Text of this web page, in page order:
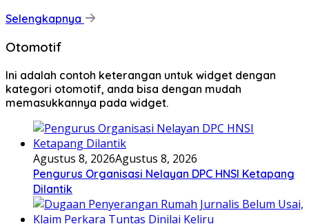
Selengkapnya
Otomotif
Ini adalah contoh keterangan untuk widget dengan
kategori otomotif, anda bisa dengan mudah
memasukkannya pada widget.
Agustus 8, 2026Agustus 8, 2026
Pengurus Organisasi Nelayan DPC HNSI Ketapang
Dilantik